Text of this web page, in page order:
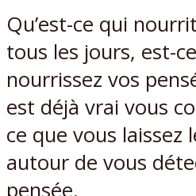
Qu’est-ce qui
tous les jours, est-
nourrissez vos
est déjà vrai vous
ce que vous laissez
autour de vous
pensée.